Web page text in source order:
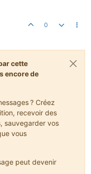
0
cette
encore de
? Créez
recevoir des
sauvegarder vos
vous
peut devenir